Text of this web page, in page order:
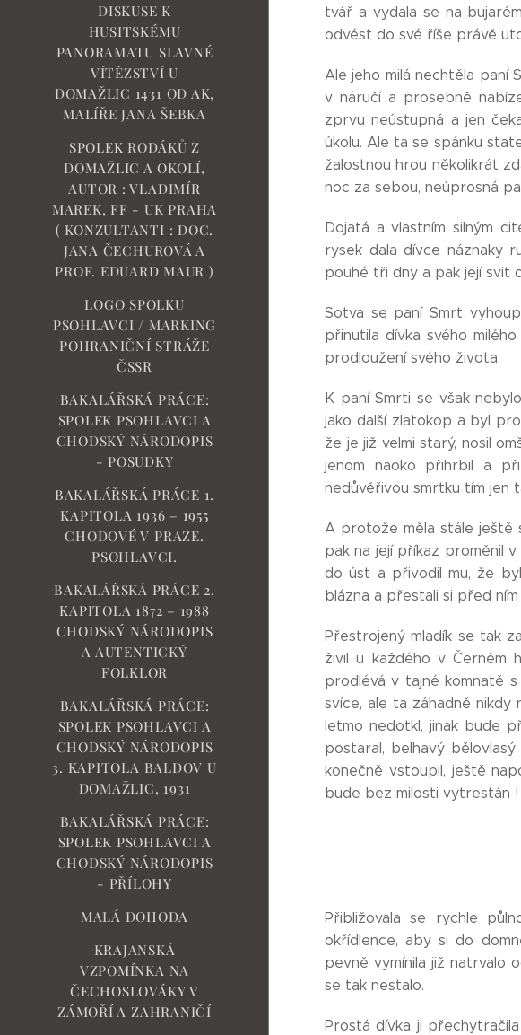
DISKUSE K
HUSITSKÉMU
PANORAMATU SLAVNÉ
VÍTĚZSTVÍ U
DOMAŽLIC 1431 OD AK,
MALÍŘE JANA ŠEBKA
SPOLEK RODÁKŮ Z
DOMAŽLIC A OKOLÍ,
AUTOR : VLADIMÍR
MAREK, FF - UK PRAHA
( KONZULTANTI : DOC.
JANA ČECHUROVÁ A
PROF. EDUARD MAUR )
LOGO SPOLKU
PSOHLAVCI / MARKING
POHRANIČNÍ STRÁŽE
ČSSR
BAKALÁŘSKÁ PRÁCE:
SPOLEK PSOHLAVCI A
CHODSKÝ NÁRODOPIS
- POSUDKY
BAKALÁŘSKÁ PRÁCE 1.
KAPITOLA 1936 – 1955
CHODOVÉ V PRAZE.
PSOHLAVCI.
BAKALÁŘSKÁ PRÁCE 2.
KAPITOLA 1872 – 1988
CHODSKÝ NÁRODOPIS
A AUTENTICKÝ
FOLKLOR
BAKALÁŘSKÁ PRÁCE:
SPOLEK PSOHLAVCI A
CHODSKÝ NÁRODOPIS
3. KAPITOLA BALDOV U
DOMAŽLIC, 1931
BAKALÁŘSKÁ PRÁCE:
SPOLEK PSOHLAVCI A
CHODSKÝ NÁRODOPIS
- PŘÍLOHY
MALÁ DOHODA
KRAJANSKÁ
VZPOMÍNKA NA
ČECHOSLOVÁKY V
ZÁMOŘÍ A ZAHRANIČÍ
tvář a vydala se na
odvést do své říše právě
Ale jeho milá nechtěla paní
v náručí a prosebně
zprvu neústupná a jen
úkolu. Ale ta se spánku
žalostnou hrou několikrát
noc za sebou, neúprosná
Dojatá a vlastním silným
rysek dala dívce náznaky
pouhé tři dny a pak její svit
Sotva se paní Smrt
přinutila dívka svého
prodloužení svého života.
K paní Smrti se však
jako další zlatokop a byl
že je již velmi starý, nosil
jenom naoko přihrbil a
nedůvěřivou smrtku tím jen
A protože měla stále ještě
pak na její příkaz proměnil
do úst a přivodil mu, že
blázna a přestali si před
Přestrojený mladík se tak
živil u každého v Černém
prodlévá v tajné komnatě
svíce, ale ta záhadně nikdy
letmo nedotkl, jinak bude
postaral, belhavý
konečně vstoupil, ještě
bude bez milosti vytrestán !
.
Přibližovala se rychle
okřídlence, aby si do
pevně vymínila již natrvalo
se tak nestalo.
Prostá dívka ji